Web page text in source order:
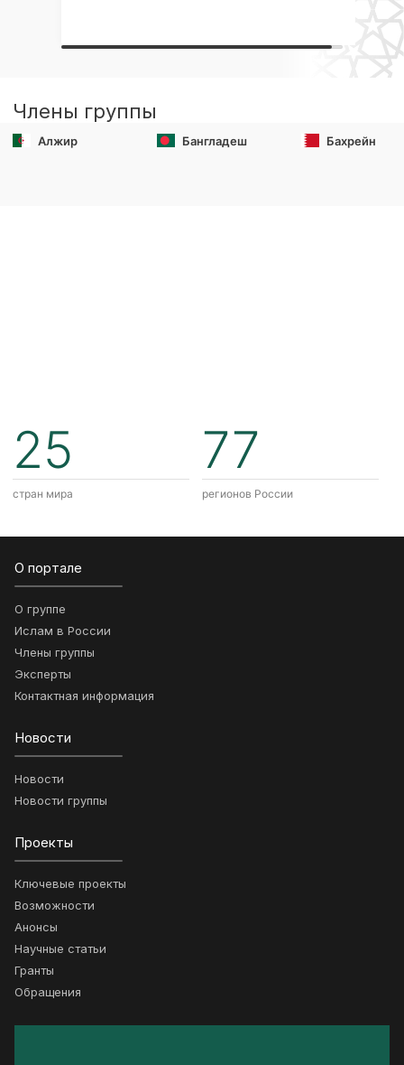
Члены группы
Алжир Бангладеш Бахрейн
25
стран мира
77
регионов России
О портале
О группе
Ислам в России
Члены группы
Эксперты
Контактная информация
Новости
Новости
Новости группы
Проекты
Ключевые проекты
Возможности
Анонсы
Научные статьи
Гранты
Обращения